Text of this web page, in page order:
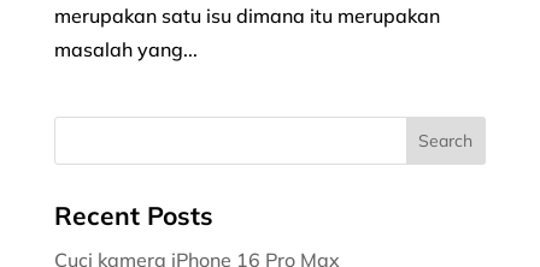
merupakan satu isu dimana itu merupakan
masalah yang...
Recent Posts
Cuci kamera iPhone 16 Pro Max